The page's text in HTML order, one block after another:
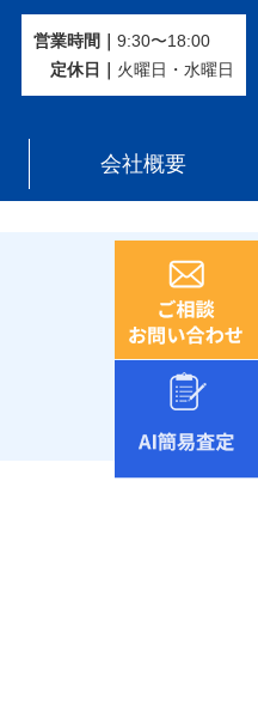
営業時間｜ 9:30〜18:00
定休⽇｜ 火曜⽇・水曜⽇
会社概要